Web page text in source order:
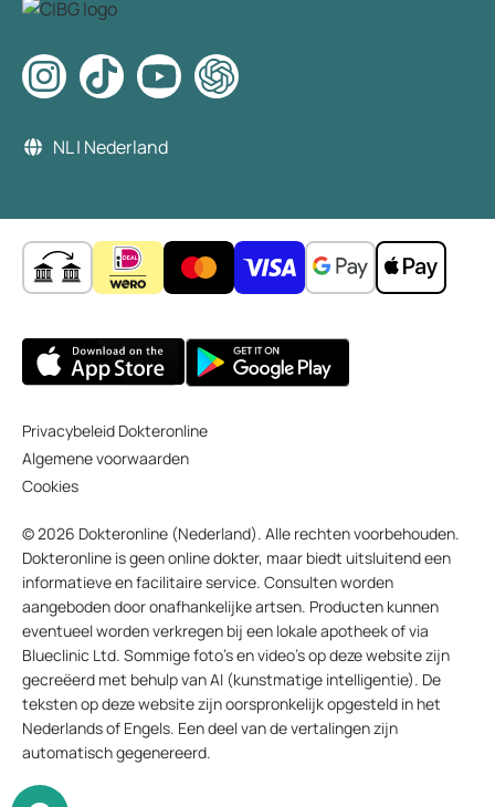
NL | Nederland
Privacybeleid Dokteronline
Algemene voorwaarden
Cookies
© 2026 Dokteronline (Nederland). Alle rechten voorbehouden.
Dokteronline is geen online dokter, maar biedt uitsluitend een
informatieve en facilitaire service. Consulten worden
aangeboden door onafhankelijke artsen. Producten kunnen
eventueel worden verkregen bij een lokale apotheek of via
Blueclinic Ltd. Sommige foto’s en video’s op deze website zijn
gecreëerd met behulp van AI (kunstmatige intelligentie). De
teksten op deze website zijn oorspronkelijk opgesteld in het
Nederlands of Engels. Een deel van de vertalingen zijn
automatisch gegenereerd.